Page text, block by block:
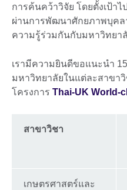
การค้นคว้าวิจัย โดยตั้งเป้า
ผ่านการพัฒนาศักยภาพบุคล
ความรู้ร่วมกันกับมหาวิทยา
เรามีความยินดีขอแนะนำ
มหาวิทยาลัยในแต่ละสาขา
โครงการ Thai-UK World-
สาขาวิชา
เกษตรศาสตร์และ